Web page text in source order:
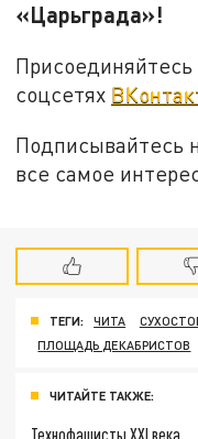
Присоединяйтесь
соцсетях
Подписывайтесь
все самое
ТЕГИ: ЧИТА
ПЛОЩАДЬ ДЕКАБРИСТОВ
ЧИТАЙТЕ ТАКЖЕ:
Технофашисты XXI века